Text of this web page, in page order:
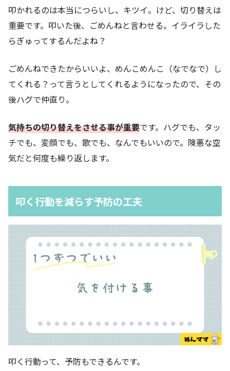
叩かれるのは本当につらいし、キツイ。けど、切り替えは
重要です。叩いた後、ごめんねと言わせる。イライラした
らぎゅってするんだよね？
ごめんねできたからいいよ、めんこめんこ（なでなで）し
てくれる？って言うとしてくれるようになったので、その
後ハグで仲直り。
気持ちの切り替えをさせる事が重要です。ハグでも、タッ
チでも、変顔でも、歌でも、なんでもいいので。険悪な空
気だと何度も繰り返します。
叩く行動を減らす予防の工夫
叩く行動って、予防もできるんです。